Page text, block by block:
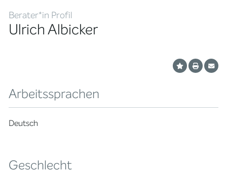
Berater*in Profil
Ulrich Albicker
Arbeitssprachen
Deutsch
Geschlecht